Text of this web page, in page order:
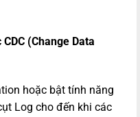
(Change Data
hoặc bật tính năng
Log cho đến khi các